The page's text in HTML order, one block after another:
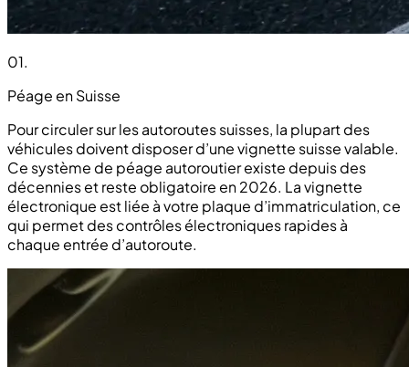
01.
Péage en Suisse
Pour circuler sur les autoroutes suisses, la plupart des
véhicules doivent disposer d’une vignette suisse valable.
Ce système de péage autoroutier existe depuis des
décennies et reste obligatoire en 2026. La vignette
électronique est liée à votre plaque d’immatriculation, ce
qui permet des contrôles électroniques rapides à
chaque entrée d’autoroute.